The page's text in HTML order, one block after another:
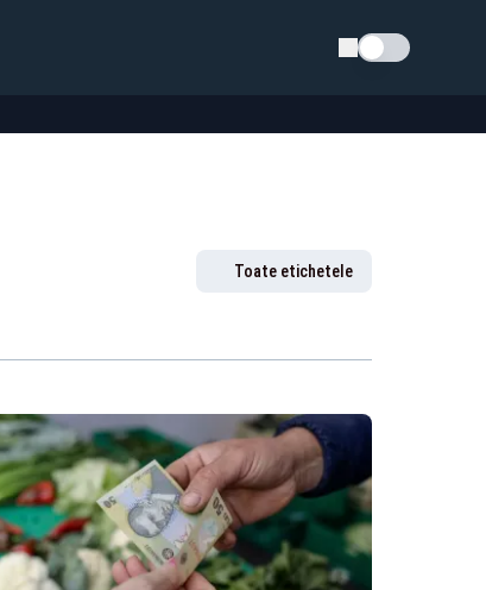
Schimba tema
Toate etichetele